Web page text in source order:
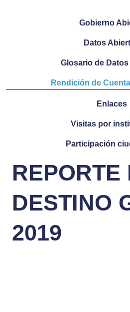
Gobierno
Datos
Glosario de
Rendición de
Enlaces
Visitas por
Participación
REPORTE
DESTINO
2019